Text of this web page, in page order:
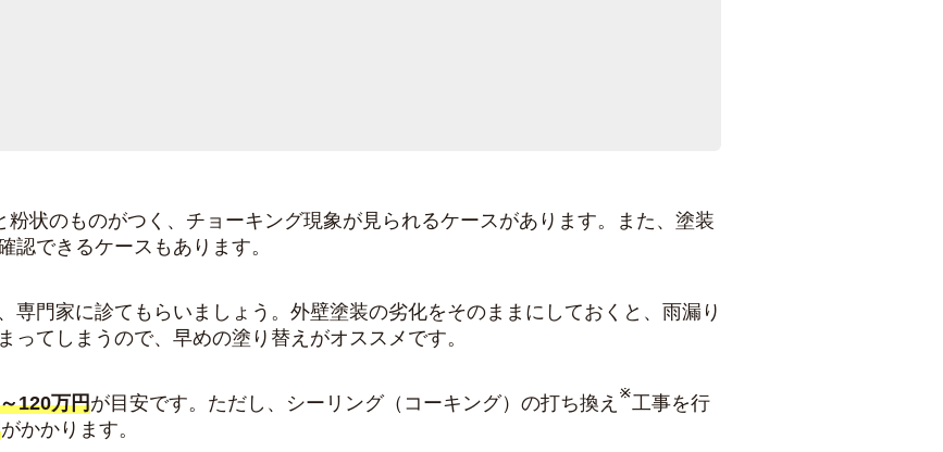
状のものがつく、チョーキング現象が見られるケースがあります。また、塗装
認できるケースもあります。
専門家に診てもらいましょう。外壁塗装の劣化をそのままにしておくと、雨漏り
ってしまうので、早めの塗り替えがオススメです。
120万円が目安です。ただし、 シーリング（コーキング）の打ち換え ※工事を行
がかかります。